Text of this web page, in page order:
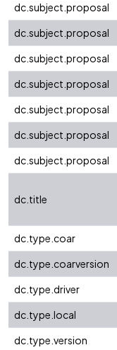
dc.subject.proposal
dc.subject.proposal
dc.subject.proposal
dc.subject.proposal
dc.subject.proposal
dc.subject.proposal
dc.subject.proposal
dc.title
dc.type.coar
dc.type.coarversion
dc.type.driver
dc.type.local
dc.type.version